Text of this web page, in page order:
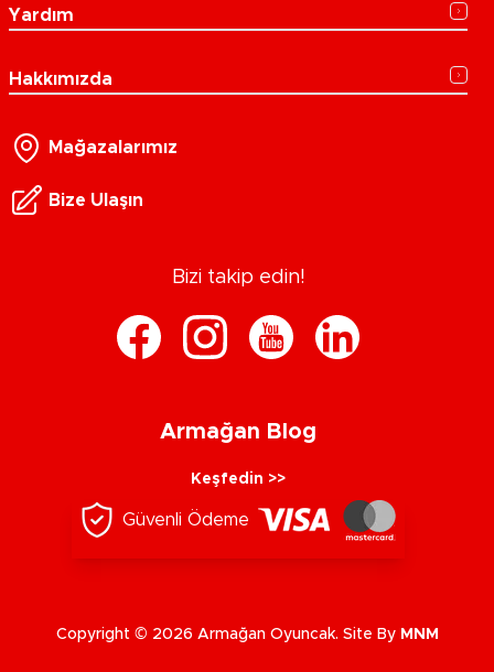
Yardım
Hakkımızda
Mağazalarımız
Bize Ulaşın
Bizi takip edin!
Armağan Blog
Keşfedin >>
Güvenli Ödeme
Copyright © 2026 Armağan Oyuncak. Site By MNM